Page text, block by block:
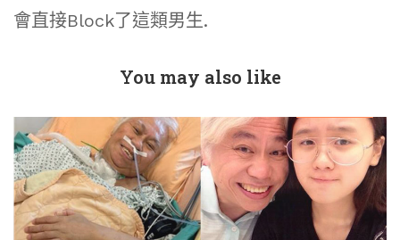
會直接Block了這類男生.
You may also like